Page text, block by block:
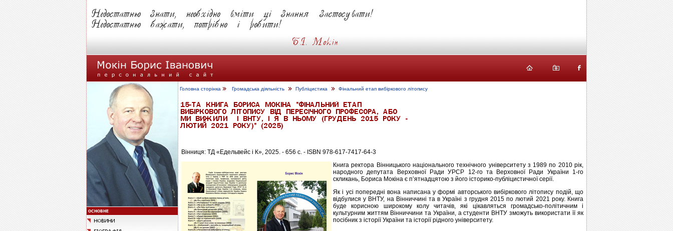
Головна сторінка Громадська діяльність Публіцистика Фінальний етап вибіркового літопису
Вінниця: ТД «Едельвейс і К», 2025. - 656 с. - ISBN 978-617-7417-64-3
Книга ректора Вінницького національного технічного університету з 1989 по 2010 рік,
народного депутата Верховної Ради УРСР 12-го та Верховної Ради України 1-го
скликань, Бориса Мокіна є п’ятнадцятою з його історико-публіцистичної серії.
Як і усі попередні вона написана у формі авторського вибіркового літопису подій, що
відбулися у ВНТУ, на Вінниччині та в Україні з грудня 2015 по лютий 2021 року. Книга
буде корисною широкому колу читачів, які цікавляться громадсько-політичним і
культурним життям Вінниччини та України, а студенти ВНТУ зможуть використати її як
посібник з історії України та історії рідного університету.